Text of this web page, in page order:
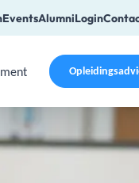
EventsAlumniLogin
Arrow Up, Home,